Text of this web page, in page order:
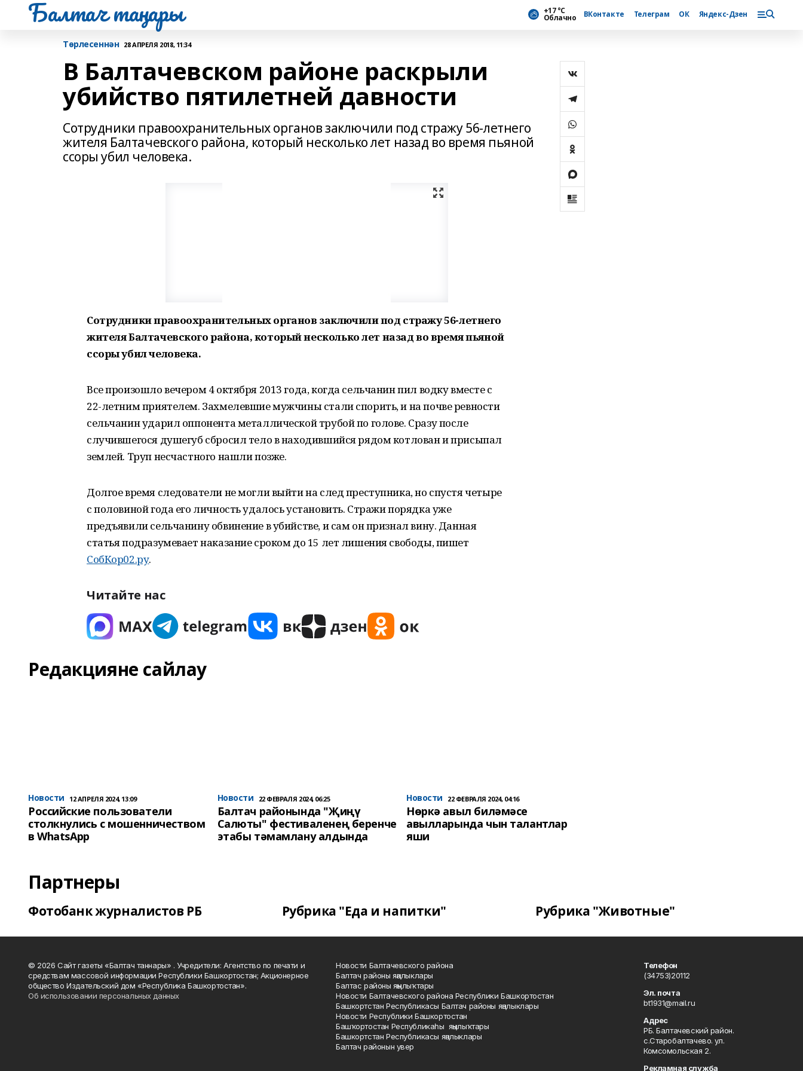
Балтач таңнары +17 °С
Облачно ВКонтакте Телеграм ОК Яндекс-Дзен
Tөрлесеннән 28 АПРЕЛЯ 2018, 11:34
В Балтачевском районе раскрыли
убийство пятилетней давности
Сотрудники правоохранительных органов заключили под стражу 56-летнего
жителя Балтачевского района, который несколько лет назад во время пьяной
ссоры убил человека.
Сотрудники правоохранительных органов заключили под стражу 56-летнего
жителя Балтачевского района, который несколько лет назад во время пьяной
ссоры убил человека.
Все произошло вечером 4 октября 2013 года, когда сельчанин пил водку вместе с
22-летним приятелем. Захмелевшие мужчины стали спорить, и на почве ревности
сельчанин ударил оппонента металлической трубой по голове. Сразу после
случившегося душегуб сбросил тело в находившийся рядом котлован и присыпал
землей. Труп несчастного нашли позже.
Долгое время следователи не могли выйти на след преступника, но спустя четыре
с половиной года его личность удалось установить. Стражи порядка уже
предъявили сельчанину обвинение в убийстве, и сам он признал вину. Данная
статья подразумевает наказание сроком до 15 лет лишения свободы, пишет
СобКор02.ру.
Читайте нас
Редакцияне сайлау
Новости 12 АПРЕЛЯ 2024, 13:09
Российские пользователи
столкнулись с мошенничеством
в WhatsApp
Новости 22 ФЕВРАЛЯ 2024, 06:25
Балтач районында "Җиңү
Салюты" фестиваленең беренче
этабы тәмамлану алдында
Новости 22 ФЕВРАЛЯ 2024, 04:16
Нөркә авыл биләмәсе
авылларында чын талантлар
яши
Партнеры
Фотобанк журналистов РБ Рубрика "Еда и напитки" Рубрика "Животные"
© 2026 Сайт газеты «Балтач таннары» . Учредители: Агентство по печати и
средствам массовой информации Республики Башкортостан; Акционерное
общество Издательский дом «Республика Башкортостан».
Об использовании персональных данных
Новости Балтачевского района
Балтач районы яңалыклары
Балтас районы яңылыҡтары
Новости Балтачевского района Республики Башкортостан
Башкортстан Республикасы Балтач районы яңалыклары
Новости Республики Башкортостан
Башҡортостан Республикаһы яңылыҡтары
Башкортстан Республикасы яңалыклары
Балтач районын увер
Телефон
(34753)20112
Эл. почта
bt1931@mail.ru
Адрес
РБ. Балтачевский район.
с.Старобалтачево. ул.
Комсомольская 2.
Рекламная служба